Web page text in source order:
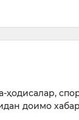
ҳодисалар,
доимо